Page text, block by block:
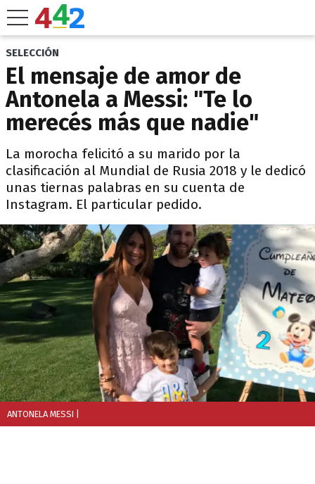
SELECCIÓN
El mensaje de amor de
Antonela a Messi: "Te lo
merecés más que nadie"
La morocha felicitó a su marido por la
clasificación al Mundial de Rusia 2018 y le dedicó
unas tiernas palabras en su cuenta de
Instagram. El particular pedido.
ANTONELA MESSI